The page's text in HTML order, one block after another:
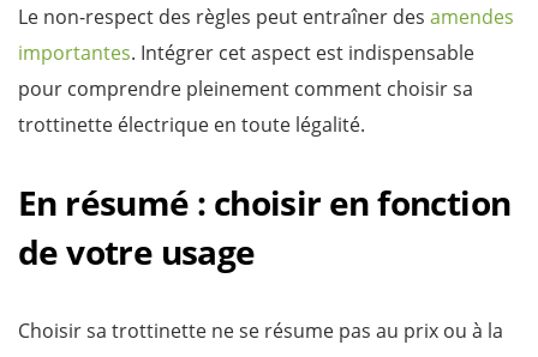
Le non-respect des règles peut entraîner des amendes
importantes. Intégrer cet aspect est indispensable
pour comprendre pleinement comment choisir sa
trottinette électrique en toute légalité.
En résumé : choisir en fonction
de votre usage
Choisir sa trottinette ne se résume pas au prix ou à la